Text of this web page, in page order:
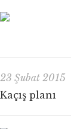
23 Şubat 2015
Kaçış planı